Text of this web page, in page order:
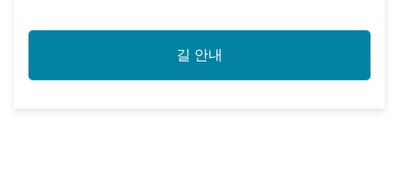
길 안내